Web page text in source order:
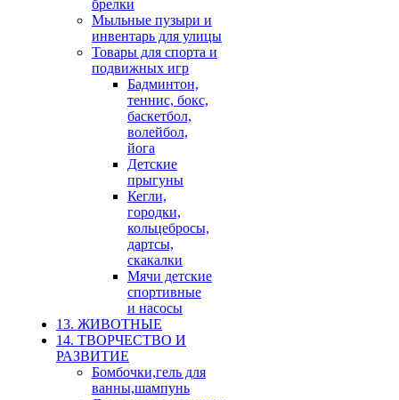
брелки
Мыльные пузыри и
инвентарь для улицы
Товары для спорта и
подвижных игр
Бадминтон,
теннис, бокс,
баскетбол,
волейбол,
йога
Детские
прыгуны
Кегли,
городки,
кольцебросы,
дартсы,
скакалки
Мячи детские
спортивные
и насосы
13. ЖИВОТНЫЕ
14. ТВОРЧЕСТВО И
РАЗВИТИЕ
Бомбочки,гель для
ванны,шампунь